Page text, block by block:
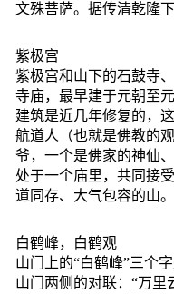
文殊菩萨。据传清乾隆
紫极宫
紫极宫和山下的石鼓寺
寺庙，最早建于元朝至
建筑是近几年修复的，
航道人（也就是佛教的
爷，一个是佛家的神仙
处于一个庙里，共同接
道同存、大气包容的山。
白鹤峰，白鹤观
山门上的“白鹤峰”三个
山门两侧的对联：“万里